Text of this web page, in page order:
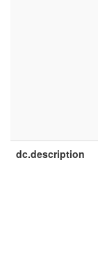
dc.description